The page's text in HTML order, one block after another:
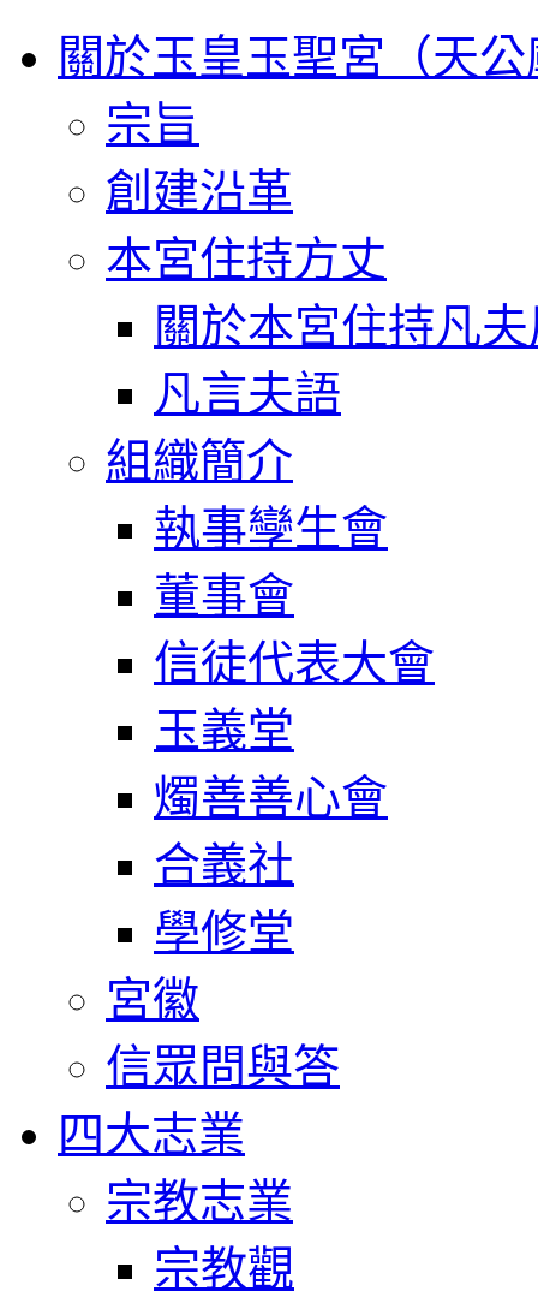
關於玉皇玉聖宮（天
宗旨
創建沿革
本宮住持方丈
關於本宮住持凡
凡言夫語
組織簡介
執事孿生會
董事會
信徒代表大會
玉義堂
燭善善心會
合義社
學修堂
宮徽
信眾問與答
四大志業
宗教志業
宗教觀